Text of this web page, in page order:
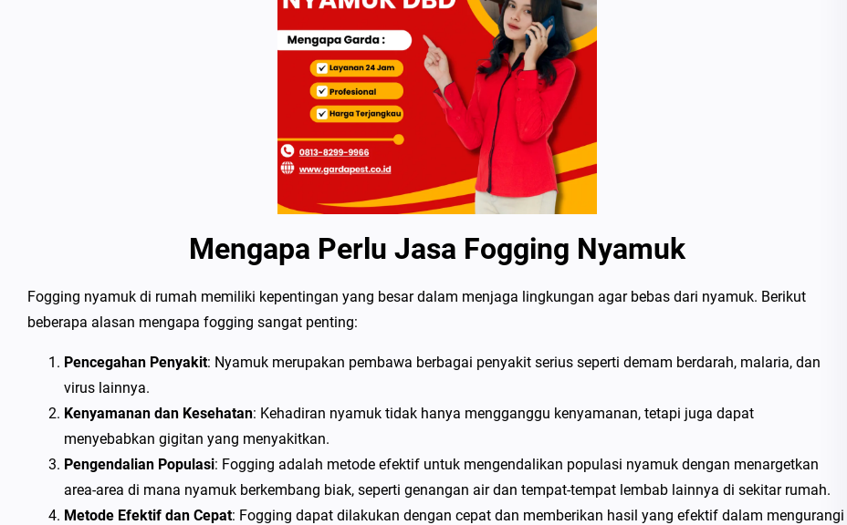
Mengapa Perlu Jasa Fogging Nyamuk
Fogging nyamuk di rumah memiliki kepentingan yang besar dalam menjaga lingkungan agar bebas dari nyamuk. Berikut
beberapa alasan mengapa fogging sangat penting:
Pencegahan Penyakit: Nyamuk merupakan pembawa berbagai penyakit serius seperti demam berdarah, malaria, dan
virus lainnya.
Kenyamanan dan Kesehatan: Kehadiran nyamuk tidak hanya mengganggu kenyamanan, tetapi juga dapat
menyebabkan gigitan yang menyakitkan.
Pengendalian Populasi: Fogging adalah metode efektif untuk mengendalikan populasi nyamuk dengan menargetkan
area-area di mana nyamuk berkembang biak, seperti genangan air dan tempat-tempat lembab lainnya di sekitar rumah.
Metode Efektif dan Cepat: Fogging dapat dilakukan dengan cepat dan memberikan hasil yang efektif dalam mengurangi